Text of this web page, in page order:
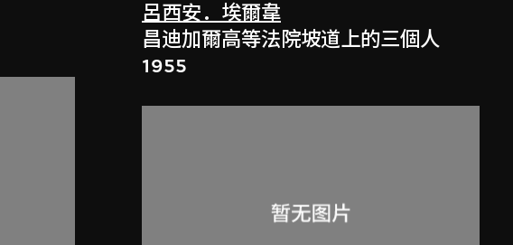
呂西安．埃爾韋
昌迪加爾高等法院坡道上的三個人
1955